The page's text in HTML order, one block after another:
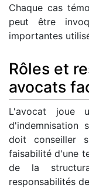
Chaque cas
peut être
importantes
Rôles et
avocats
L'avocat joue
d'indemnisation
doit conseiller
faisabilité d'une
de la
responsabilités